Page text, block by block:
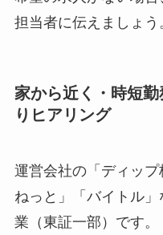
担当者に伝えましょう
家から近く・時短
りヒアリング
運営会社の「ディッ
ねっと」「バイトル
業（東証一部）です。